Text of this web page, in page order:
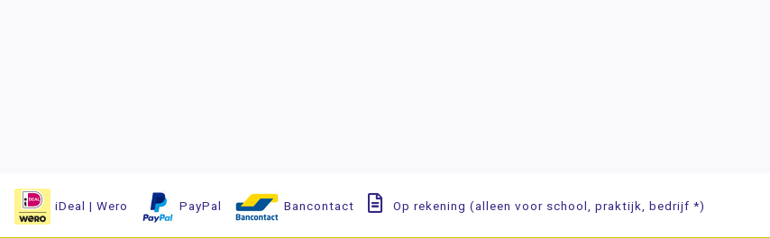
iDeal | Wero PayPal Bancontact Op rekening (alleen voor school, praktijk, bedrijf *)